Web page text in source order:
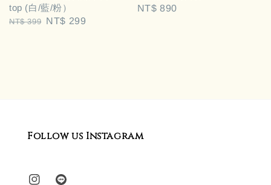
top (白/藍/粉）
Regular
NT$ 399 Sale
NT$ 299
Regular
NT$ 890
Follow us Instagram